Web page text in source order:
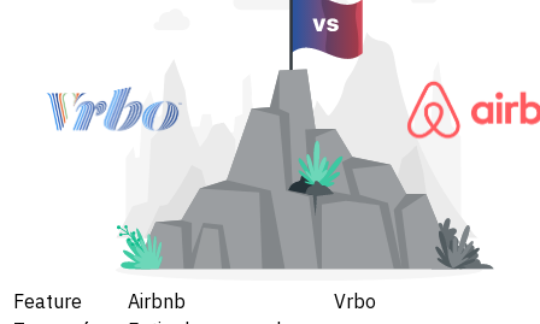
Feature Airbnb
Vrbo